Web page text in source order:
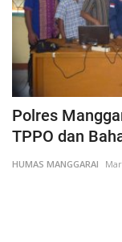
Polres
TPPO dan
HUMAS MANGGARAI